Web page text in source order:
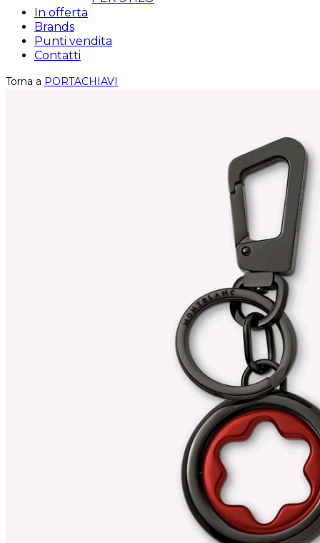
In offerta
Brands
Punti vendita
Contatti
Torna a PORTACHIAVI